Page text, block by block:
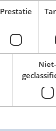
Prestatie
Niet-